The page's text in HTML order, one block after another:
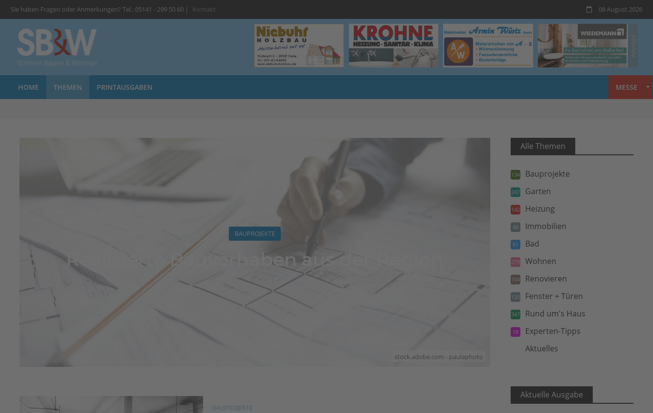
Sie haben Fragen oder Anmerkungen? Tel.: 05141 - 299 50 60 | Kontakt 08 August 2026
HOME THEMEN PRINTAUSGABEN MESSE
stock.adobe.com - paulaphoto
BAUPROJEKTE
Realisierte Bauvorhaben aus der Region
BAUPROJEKTE
Alle Themen
134 Bauprojekte
247 Garten
142 Heizung
48 Immobilien
61 Bad
279 Wohnen
104 Renovieren
120 Fenster + Türen
347 Rund um's Haus
18 Experten-Tipps
Aktuelles
Aktuelle Ausgabe